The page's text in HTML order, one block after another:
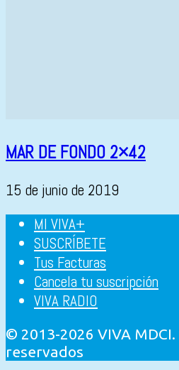
MAR DE FONDO 2×42
15 de junio de 2019
MI VIVA+
SUSCRÍBETE
Tus Facturas
Cancela tu suscripción
VIVA RADIO
© 2013-2026 VIVA
reservados